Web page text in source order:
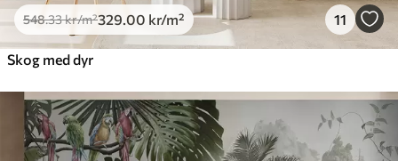
548.33kr/m²329 .00 kr/m² 11
Skog med dyr